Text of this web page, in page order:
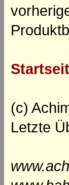
(c)
Letzte